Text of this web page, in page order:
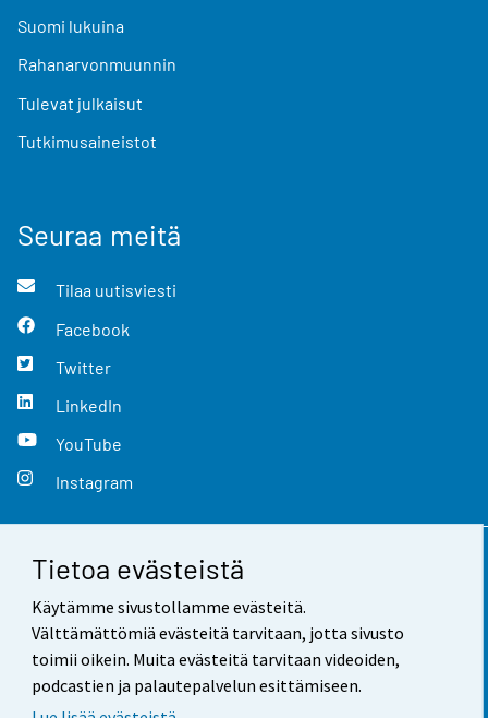
Tietoa evästeistä
Käytämme sivustollamme evästeitä.
Välttämättömiä evästeitä tarvitaan, jotta sivusto
toimii oikein. Muita evästeitä tarvitaan videoiden,
podcastien ja palautepalvelun esittämiseen.
Suomi lukuina
Rahanarvonmuunnin
Tulevat julkaisut
Tutkimusaineistot
Seuraa meitä
Tilaa uutisviesti
Facebook
Twitter
LinkedIn
YouTube
Instagram
Yhteystiedot
Palaute
Käyttöehdot